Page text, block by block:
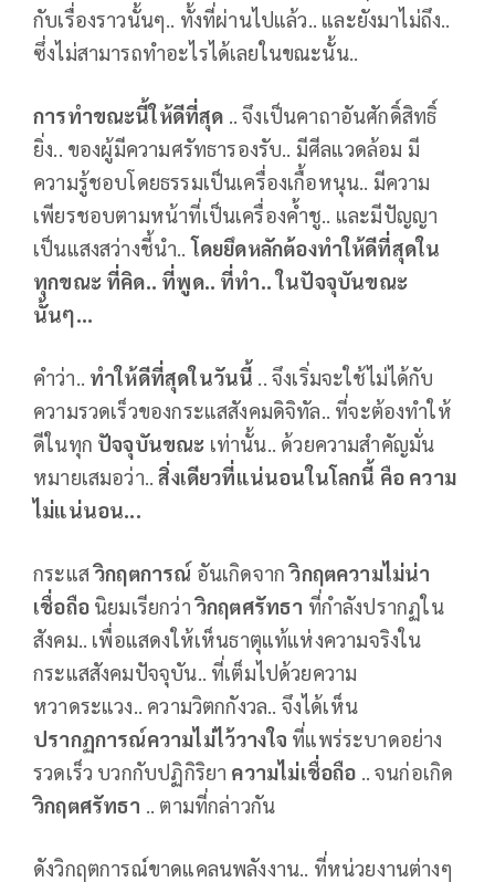
กับเรื่องราวนั้นๆ.. ทั้งที่ผ่านไปแล้ว.. และยังมาไม่ถึง..
ซึ่งไม่สามารถทำอะไรได้เลยในขณะนั้น..
การทำขณะนี้ให้ดีที่สุด .. จึงเป็นคาถาอันศักดิ์สิทธิ์
ยิ่ง.. ของผู้มีความศรัทธารองรับ.. มีศีลแวดล้อม มี
ความรู้ชอบโดยธรรมเป็นเครื่องเกื้อหนุน.. มีความ
เพียรชอบตามหน้าที่เป็นเครื่องค้ำชู.. และมีปัญญา
เป็นแสงสว่างชี้นำ.. โดยยึดหลักต้องทำให้ดีที่สุดใน
ทุกขณะ ที่คิด.. ที่พูด.. ที่ทำ.. ในปัจจุบันขณะ
นั้นๆ...
คำว่า.. ทำให้ดีที่สุดในวันนี้ .. จึงเริ่มจะใช้ไม่ได้กับ
ความรวดเร็วของกระแสสังคมดิจิทัล.. ที่จะต้องทำให้
ดีในทุก ปัจจุบันขณะ เท่านั้น.. ด้วยความสำคัญมั่น
หมายเสมอว่า..สิ่งเดียวที่แน่นอนในโลกนี้ คือ ความ
ไม่แน่นอน...
กระแสวิกฤตการณ์ อันเกิดจากวิกฤตความไม่น่า
เชื่อถือ นิยมเรียกว่าวิกฤตศรัทธา ที่กำลังปรากฏใน
สังคม.. เพื่อแสดงให้เห็นธาตุแท้แห่งความจริงใน
กระแสสังคมปัจจุบัน.. ที่เต็มไปด้วยความ
หวาดระแวง.. ความวิตกกังวล.. จึงได้เห็น
ปรากฏการณ์ความไม่ไว้วางใจ ที่แพร่ระบาดอย่าง
รวดเร็ว บวกกับปฏิกิริยา ความไม่เชื่อถือ .. จนก่อเกิด
วิกฤตศรัทธา .. ตามที่กล่าวกัน
ดังวิกฤตการณ์ขาดแคลนพลังงาน.. ที่หน่วยงานต่างๆ